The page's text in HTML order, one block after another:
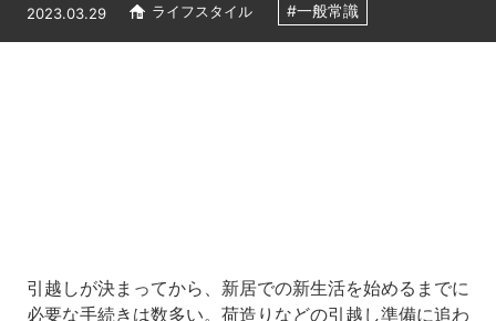
2023.03.29 ライフスタイル #一般常識
引越しが決まってから、新居での新生活を始めるまでに
必要な手続きは数多い。荷造りなどの引越し準備に追わ